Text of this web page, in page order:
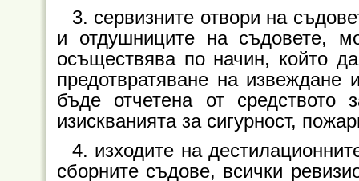
3. сервизните отвори на
и отдушниците на съдовете,
осъществява по начин, който
предотвратяване на
бъде отчетена от средството
изискванията за сигурност,
4. изходите на
сборните съдове, всички